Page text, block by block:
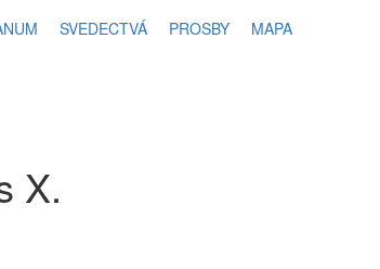
SVEDECTVÁ PROSBY MAPA
X.